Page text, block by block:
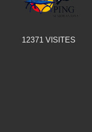
12371 VISITES